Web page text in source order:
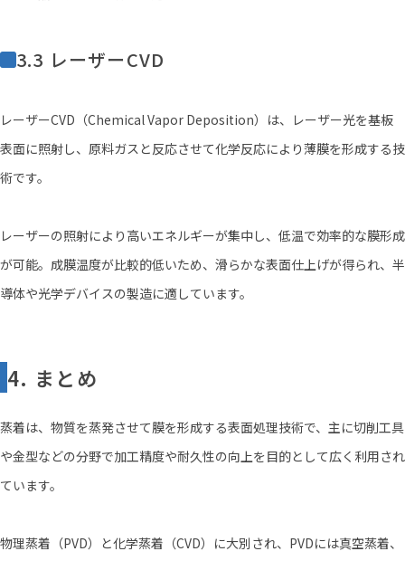
3.3 レーザーCVD
レーザーCVD（Chemical Vapor Deposition）は、レーザー光を基板
表面に照射し、原料ガスと反応させて化学反応により薄膜を形成する技
術です。
レーザーの照射により高いエネルギーが集中し、低温で効率的な膜形成
が可能。成膜温度が比較的低いため、滑らかな表面仕上げが得られ、半
導体や光学デバイスの製造に適しています。
4. まとめ
蒸着は、物質を蒸発させて膜を形成する表面処理技術で、主に切削工具
や金型などの分野で加工精度や耐久性の向上を目的として広く利用され
ています。
物理蒸着（PVD）と化学蒸着（CVD）に大別され、PVDには真空蒸着、